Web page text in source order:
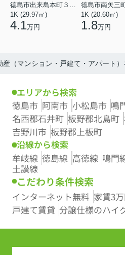
1K (29.97㎡)
4.1万円
徳島市南矢三
1K (20.60㎡)
1.8万円
（マンション・戸建て・アパート）
エリアから検索
徳島市 阿南市 小松島市 鳴
名西郡石井町 板野郡北島町
吉野川市 板野郡上板町
沿線から検索
牟岐線 徳島線 高徳線 鳴門
土讃線
こだわり条件検索
インターネット無料 家賃3
戸建て賃貸 分譲仕様のハイ